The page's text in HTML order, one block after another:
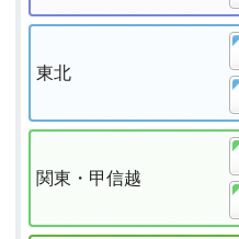
東北
関東・甲信越